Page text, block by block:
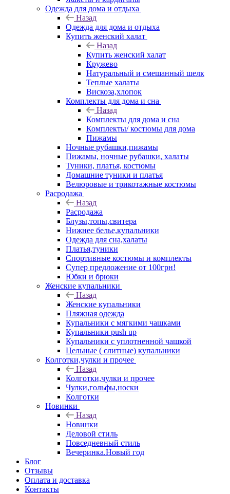
Одежда для дома и отдыха
Назад
Одежда для дома и отдыха
Купить женский халат
Назад
Купить женский халат
Кружево
Натуральный и смешанный шелк
Теплые халаты
Вискоза,хлопок
Комплекты для дома и сна
Назад
Комплекты для дома и сна
Комплекты/ костюмы для дома
Пижамы
Ночные рубашки,пижамы
Пижамы, ночные рубашки, халаты
Туники, платья, костюмы
Домашние туники и платья
Велюровые и трикотажные костюмы
Расродажа
Назад
Расродажа
Блузы,топы,свитера
Нижнее белье,купальники
Одежда для сна,халаты
Платья,туники
Спортивные костюмы и комплекты
Супер предложение от 100грн!
Юбки и брюки
Женские купальники
Назад
Женские купальники
Пляжная одежда
Купальники с мягкими чашками
Купальники push up
Купальники с уплотненной чашкой
Цельные ( слитные) купальники
Колготки,чулки и прочее
Назад
Колготки,чулки и прочее
Чулки,гольфы,носки
Колготки
Новинки
Назад
Новинки
Деловой стиль
Повседневный стиль
Вечеринка.Новый год
Блог
Отзывы
Оплата и доставка
Контакты